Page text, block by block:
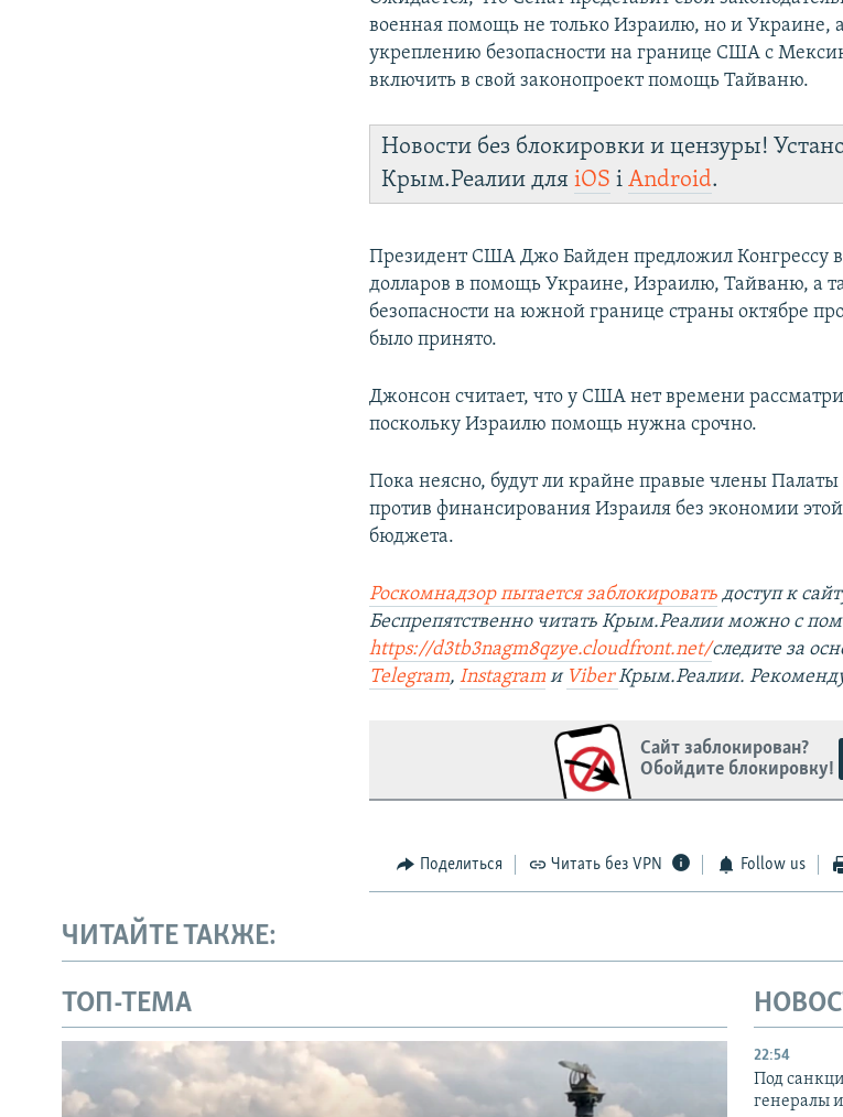
военная помощь не только Израилю, но и Украине,
укреплению безопасности на границе США с
включить в свой законопроект помощь Тайваню.
Новости без блокировки и цензуры!
Крым.Реалии дляiOS іAndroid.
Президент США Джо Байден предложил Конгрессу
долларов в помощь Украине, Израилю, Тайваню, а
безопасности на южной границе страны октябре
было принято.
Джонсон считает, что у США нет времени
поскольку Израилю помощь нужна срочно.
Пока неясно, будут ли крайне правые члены Палаты
против финансирования Израиля без экономии
бюджета.
Роскомнадзор пытается заблокировать доступ к
Беспрепятственно читать Крым.Реалии можно с
https://d3tb3nagm8qzye.cloudfront.net/следите за
Telegram,Instagram и ViberКрым.Реалии.
Сайт заблокирован?
Обойдите блокировку!
Поделиться Читать без VPN Follow us
ЧИТАЙТЕ ТАКЖЕ:
ТОП-ТЕМА
22:54
Под
генералы